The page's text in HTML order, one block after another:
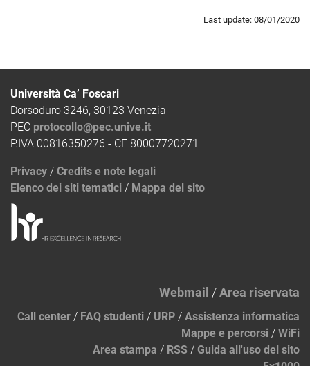
Last update: 08/01/2020
Università Ca’ Foscari
Dorsoduro 3246, 30123 Venezia
PEC protocollo@pec.unive.it
P.IVA 00816350276 - CF 80007720271
Privacy / Credits e note legali
Elenco dei siti tematici / Mappa del sito
Webmail /Area riservata
Call center / FAQ studenti / URP / Assistenza informatica
Mappe e percorsi / WiFi
Area stampa / RSS / Guida all'uso del sito